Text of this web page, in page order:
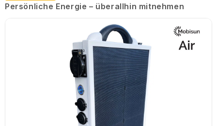
Persönliche Energie – überallhin mitnehmen